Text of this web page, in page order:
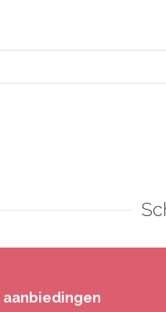
aanbiedingen